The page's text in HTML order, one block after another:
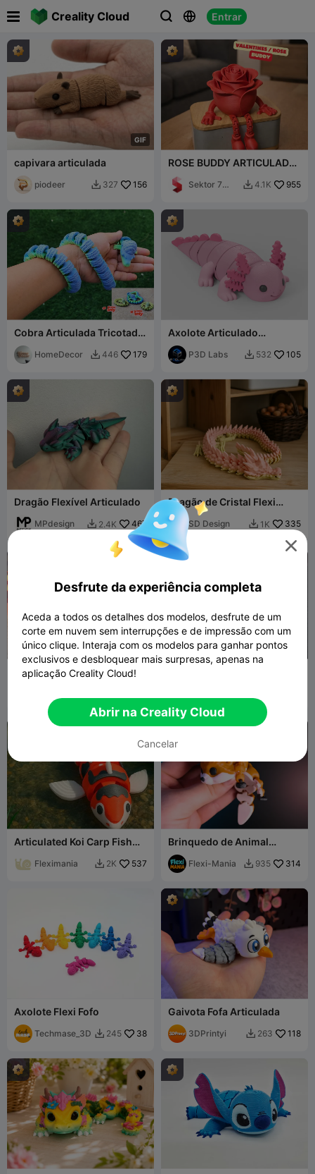
Creality Cloud   Entrar
 
GIF
capivara articulada
piodeer  327 156
ROSE BUDDY ARTICULADO
DOS NAMORADOS E DIA
DAS MÃES
Sektor 7
 4.1K 955
Cobra Articulada Tricotada
Fofa Impressa no Local. 3
modelosHomeDecor  446 179
Axolote Articulado
(Impressão no Lugar)
P3D Labs  532 105
Dragão Flexível Articulado
MPdesign  2.4K 467
Dragão de Cristal Flexi
Fidget
SD Design  1K 335
Esqueleto Articulado T-Rex
Articulated Koi Carp Fish
Fleximania  2K 537
Brinquedo de Animal
Imprimível Totalmente
Articulado Flexi Fox
Flexi-Mania  935 314
Axolote Flexi Fofo
Techmase_3D  245 38
Gaivota Fofa Articulada
3DPrintyi  263 118

Desfrute da experiência completa
Aceda a todos os detalhes dos modelos, desfrute de um
corte em nuvem sem interrupções e de impressão com um
único clique. Interaja com os modelos para ganhar pontos
exclusivos e desbloquear mais surpresas, apenas na
aplicação Creality Cloud!
Abrir na Creality Cloud
Cancelar